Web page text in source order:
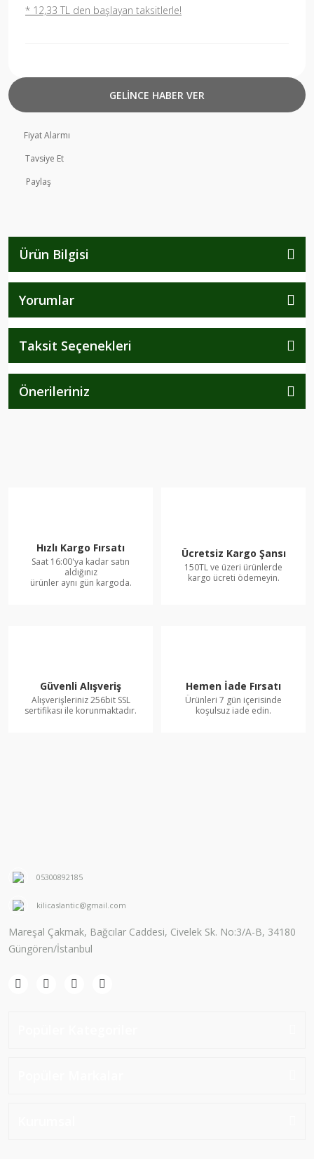
* 12,33 TL den başlayan taksitlerle!
GELİNCE HABER VER
Fiyat Alarmı
Tavsiye Et
Paylaş
Ürün Bilgisi
Yorumlar
Taksit Seçenekleri
Önerileriniz
Hızlı Kargo Fırsatı
Saat 16:00'ya kadar satın
aldığınız
ürünler aynı gün kargoda.
Ücretsiz Kargo Şansı
150TL ve üzeri ürünlerde
kargo ücreti ödemeyin.
Güvenli Alışveriş
Alışverişleriniz 256bit SSL
sertifikası ile korunmaktadır.
Hemen İade Fırsatı
Ürünleri 7 gün içerisinde
koşulsuz iade edin.
05300892185
kilicaslantic@gmail.com
Mareşal Çakmak, Bağcılar Caddesi, Civelek Sk. No:3/A-B, 34180
Güngören/İstanbul